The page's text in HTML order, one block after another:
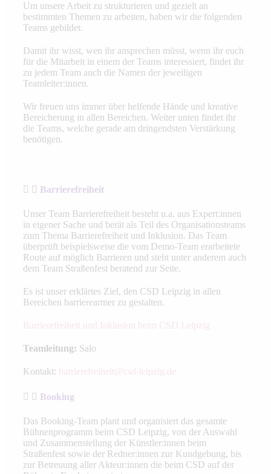
Um unsere Arbeit zu strukturieren und gezielt an
bestimmten Themen zu arbeiten, haben wir die folgenden
Teams gebildet.
Damit ihr wisst, wen ihr ansprechen müsst, wenn ihr euch
für die Mitarbeit in einem der Teams interessiert, findet ihr
zu jedem Team auch die Namen der jeweiligen
Teamleiter:innen.
Wir freuen uns immer über helfende Hände und kreative
Bereicherung in allen Bereichen. Weiter unten findet ihr
die Teams, welche gerade am dringendsten Verstärkung
benötigen.
Barrierefreiheit
Unser Team Barrierefreiheit besteht u.a. aus Expert:innen
in eigener Sache und berät als Teil des Organisationsteams
zum Thema Barrierefreiheit und Inklusion. Das Team
überprüft beispielsweise die vom Demo-Team erarbeitete
Route auf möglich Barrieren und steht unter anderem auch
dem Team Straßenfest beratend zur Seite.
Es ist unser erklärtes Ziel, den CSD Leipzig in allen
Bereichen barrierearmer zu gestalten.
Barrierefreiheit und Inklusion beim CSD Leipzig
Teamleitung: Salo
Kontakt: barrierefreiheit@csd-leipzig.de
Booking
Das Booking-Team plant und organisiert das gesamte
Bühnenprogramm beim CSD Leipzig, von der Auswahl
und Zusammenstellung der Künstler:innen beim
Straßenfest sowie der Redner:innen zur Kundgebung, bis
zur Betreuung aller Akteur:innen die beim CSD auf der